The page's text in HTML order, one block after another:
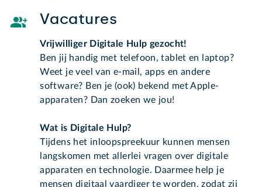
Vacatures
Vrijwilliger Digitale Hulp gezocht!
Ben jij handig met telefoon, tablet en laptop?
Weet je veel van e-mail, apps en andere
software? Ben je (ook) bekend met Apple-
apparaten? Dan zoeken we jou!
Wat is Digitale Hulp?
Tijdens het inloopspreekuur kunnen mensen
langskomen met allerlei vragen over digitale
apparaten en technologie. Daarmee help je
mensen digitaal vaardiger te worden, zodat zij